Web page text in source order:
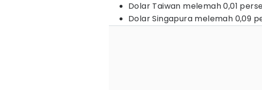
Dolar Taiwan melemah 0,01
Dolar Singapura melemah 0,09